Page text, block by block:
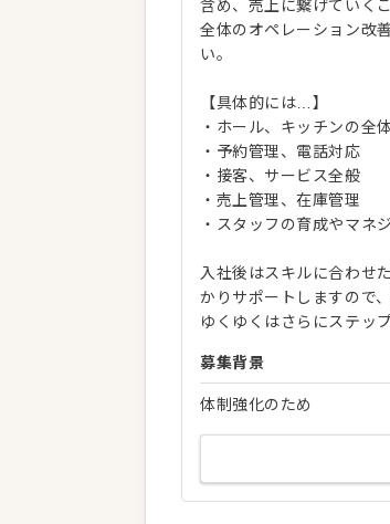
含め、売上に繋げていくこ
全体のオペレーション改
い。
【具体的には…】
・ホール、キッチンの全
・予約管理、電話対応
・接客、サービス全般
・売上管理、在庫管理
・スタッフの育成やマ
入社後はスキルに合わせ
かりサポートしますので
ゆくゆくはさらにステッ
募集背景
体制強化のため